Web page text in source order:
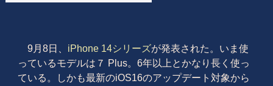
9月8日、 iPhone 14シリーズが発表された。いま使
っているモデルは７ Plus。6年以上とかなり長く使っ
ている。しかも最新のiOS16のアップデート対象から